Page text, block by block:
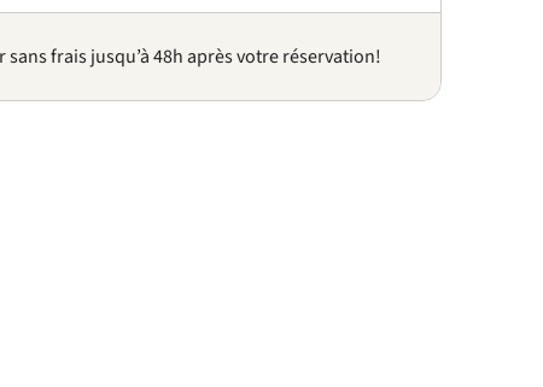
sans frais jusqu’à 48h après votre réservation!